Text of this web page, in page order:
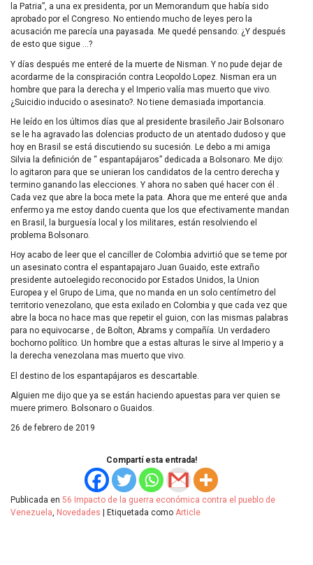
la Patria”, a una ex presidenta, por un Memorandum que había sido
aprobado por el Congreso. No entiendo mucho de leyes pero la
acusación me parecía una payasada. Me quedé pensando: ¿Y después
de esto que sigue …?
Y días después me enteré de la muerte de Nisman. Y no pude dejar de
acordarme de la conspiración contra Leopoldo Lopez. Nisman era un
hombre que para la derecha y el Imperio valía mas muerto que vivo.
¿Suicidio inducido o asesinato?. No tiene demasiada importancia.
He leído en los últimos días que al presidente brasileño Jair Bolsonaro
se le ha agravado las dolencias producto de un atentado dudoso y que
hoy en Brasil se está discutiendo su sucesión. Le debo a mi amiga
Silvia la definición de “ espantapájaros” dedicada a Bolsonaro. Me dijo:
lo agitaron para que se unieran los candidatos de la centro derecha y
termino ganando las elecciones. Y ahora no saben qué hacer con él .
Cada vez que abre la boca mete la pata. Ahora que me enteré que anda
enfermo ya me estoy dando cuenta que los que efectivamente mandan
en Brasil, la burguesía local y los militares, están resolviendo el
problema Bolsonaro.
Hoy acabo de leer que el canciller de Colombia advirtió que se teme por
un asesinato contra el espantapajaro Juan Guaido, este extraño
presidente autoelegido reconocido por Estados Unidos, la Union
Europea y el Grupo de Lima, que no manda en un solo centímetro del
territorio venezolano, que esta exilado en Colombia y que cada vez que
abre la boca no hace mas que repetir el guion, con las mismas palabras
para no equivocarse , de Bolton, Abrams y compañía. Un verdadero
bochorno político. Un hombre que a estas alturas le sirve al Imperio y a
la derecha venezolana mas muerto que vivo.
El destino de los espantapájaros es descartable.
Alguien me dijo que ya se están haciendo apuestas para ver quien se
muere primero. Bolsonaro o Guaidos.
26 de febrero de 2019
Compartí esta entrada!
Publicada en 56 Impacto de la guerra económica contra el pueblo de
Venezuela, Novedades Etiquetada como Article